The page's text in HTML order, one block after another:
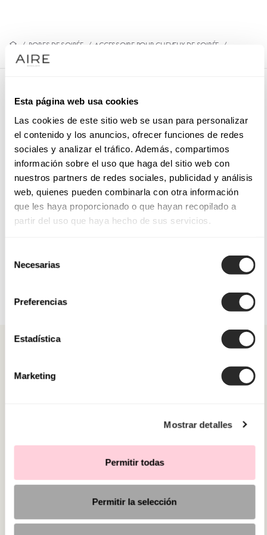
Esta página web usa cookies
Las cookies de este sitio web se usan para personalizar
el contenido y los anuncios, ofrecer funciones de redes
sociales y analizar el tráfico. Además, compartimos
información sobre el uso que haga del sitio web con
nuestros partners de redes sociales, publicidad y análisis
web, quienes pueden combinarla con otra información
que les haya proporcionado o que hayan recopilado a
partir del uso que haya hecho de sus servicios.
Necesarias
Preferencias
Estadística
Marketing
Mostrar detalles
Permitir todas
Permitir la selección
/ ROBES DE SOIRÉE / ACCESSOIRE POUR CHEVEUX DE SOIRÉE
/
9QT17TOC00
Coiffe de soirée. Nœud.
PRENEZ RENDEZ-VOUS
BESOIN D'AIDE ?